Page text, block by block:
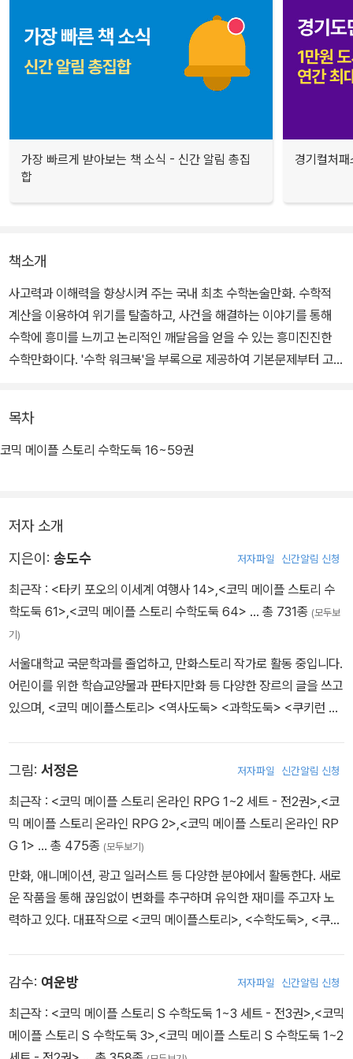
가장 빠르게 받아보는 책 소식 - 신간 알림 총집
합
경기컬처
책소개
사고력과 이해력을 향상시켜 주는 국내 최초 수학논술만화. 수학적
계산을 이용하여 위기를 탈출하고, 사건을 해결하는 이야기를 통해
수학에 흥미를 느끼고 논리적인 깨달음을 얻을 수 있는 흥미진진한
수학만화이다. '수학 워크북'을 부록으로 제공하여 기본문제부터 고난
목차
코믹 메이플 스토리 수학도둑 16~59권
저자 소개
지은이: 송도수 저자파일 신간알림 신청
최근작 : <타키 포오의 이세계 여행사 14>,<코믹 메이플 스토리 수
학도둑 61>,<코믹 메이플 스토리 수학도둑 64> … 총 731종 (모두보
기)
서울대학교 국문학과를 졸업하고, 만화스토리 작가로 활동 중입니다.
어린이를 위한 학습교양물과 판타지만화 등 다양한 장르의 글을 쓰고
있으며, <코믹 메이플스토리> <역사도둑> <과학도둑> <쿠키런 어
그림: 서정은 저자파일 신간알림 신청
최근작 : <코믹 메이플 스토리 온라인 RPG 1~2 세트 - 전2권>,<코
믹 메이플 스토리 온라인 RPG 2>,<코믹 메이플 스토리 온라인 RP
G 1> … 총 475종 (모두보기)
만화, 애니메이션, 광고 일러스트 등 다양한 분야에서 활동한다. 새로
운 작품을 통해 끊임없이 변화를 추구하며 유익한 재미를 주고자 노
력하고 있다. 대표작으로 <코믹 메이플스토리>, <수학도둑>, <쿠키
감수: 여운방 저자파일 신간알림 신청
최근작 : <코믹 메이플 스토리 S 수학도둑 1~3 세트 - 전3권>,<코믹
메이플 스토리 S 수학도둑 3>,<코믹 메이플 스토리 S 수학도둑 1~2